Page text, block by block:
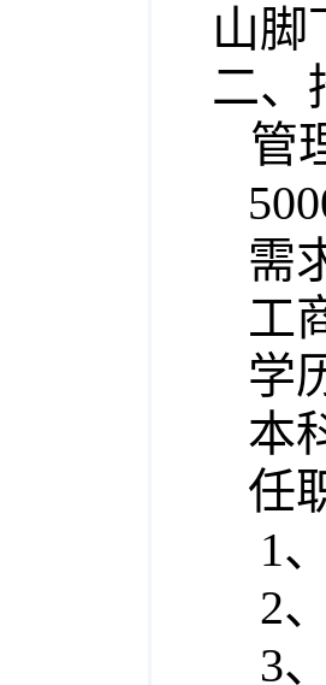
山脚
二、
管
需
工
学
本
任
1
2
3